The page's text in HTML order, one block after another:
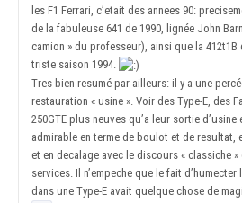
les F1 Ferrari, c’etait des annees 90:
de la fabuleuse 641 de 1990, lignée John
camion » du professeur), ainsi que la
triste saison 1994.
Tres bien resumé par ailleurs: il y a une
restauration « usine ». Voir des Type-E, des
250GTE plus neuves qu’a leur sortie d’usine
admirable en terme de boulot et de resultat,
et en decalage avec le discours « classiche
services. Il n’empeche que le fait
dans une Type-E avait quelque chose de